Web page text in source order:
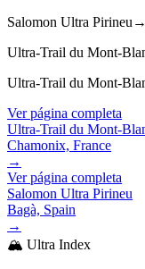
Salomon Ultra Pirineu →
Ultra-Trail du Mont-
Ultra-Trail du Mont-
Ver página completa
Ultra-Trail du Mont-
Chamonix, France
→
Ver página completa
Salomon Ultra Pirineu
Bagà, Spain
→
🏔️ Ultra Index